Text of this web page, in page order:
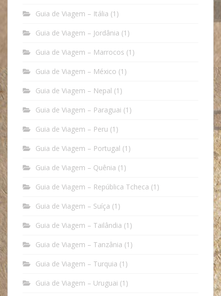
Guia de Viagem – Itália (1)
Guia de Viagem – Jordânia (1)
Guia de Viagem – Marrocos (1)
Guia de Viagem – México (1)
Guia de Viagem – Nepal (1)
Guia de Viagem – Paraguai (1)
Guia de Viagem – Peru (1)
Guia de Viagem – Portugal (1)
Guia de Viagem – Quênia (1)
Guia de Viagem – República Tcheca (1)
Guia de Viagem – Suíça (1)
Guia de Viagem – Tailândia (1)
Guia de Viagem – Tanzânia (1)
Guia de Viagem – Turquia (1)
Guia de Viagem – Uruguai (1)